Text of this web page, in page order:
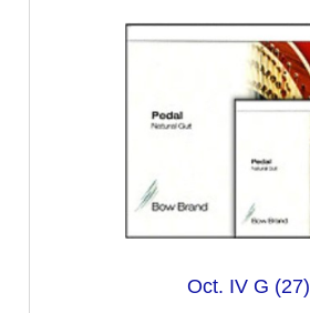
Oct. IV G (27)